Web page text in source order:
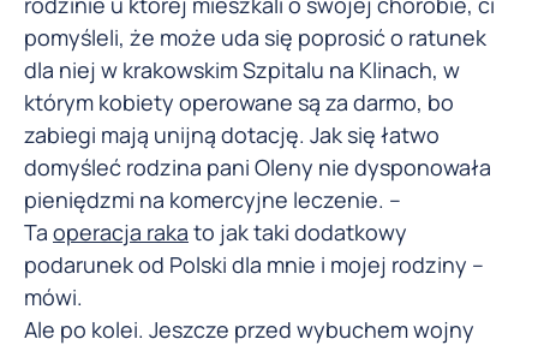
pomyśleli, że może uda się poprosić o ratunek
dla niej w krakowskim Szpitalu na Klinach, w
którym kobiety operowane są za darmo, bo
zabiegi mają unijną dotację. Jak się łatwo
domyśleć rodzina pani Oleny nie dysponowała
pieniędzmi na komercyjne leczenie. –
Ta operacja raka to jak taki dodatkowy
podarunek od Polski dla mnie i mojej rodziny –
mówi.
Ale po kolei. Jeszcze przed wybuchem wojny